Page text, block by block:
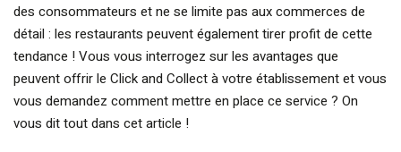
des consommateurs et ne se limite pas aux commerces de
détail : les restaurants peuvent également tirer profit de cette
tendance ! Vous vous interrogez sur les avantages que
peuvent offrir le Click and Collect à votre établissement et vous
vous demandez comment mettre en place ce service ? On
vous dit tout dans cet article !